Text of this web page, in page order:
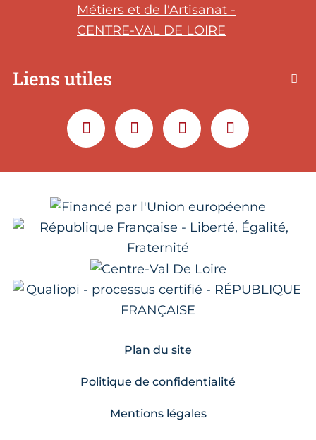
Liens utiles
YOUTUBELINKEDININSTAGRAMFACEBOOK
Plan du site
Politique de confidentialité
Mentions légales